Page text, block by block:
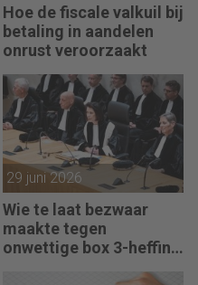
Hoe de fiscale valkuil bij
betaling in aandelen
onrust veroorzaakt
29 juni 2026
Wie te laat bezwaar
maakte tegen
onwettige box 3-heffing